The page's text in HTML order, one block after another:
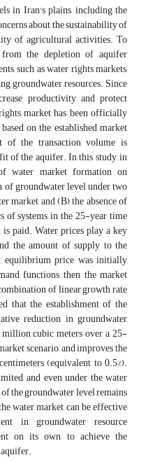
in Iran's plains, including the
about the sustainability of
of agricultural activities. To
the depletion of aquifer
such as water rights markets,
groundwater resources. Since
productivity and protect
market has been officially
on the established market
of the transaction volume is
of the aquifer. In this study, in
water market formation on
groundwater level under two
market and (B) the absence of
of systems in the 25-year time
paid. Water prices play a key
the amount of supply to the
equilibrium price was initially
functions, then the market
of linear growth rate
that the establishment of the
reduction in groundwater
cubic meters over a 25-
scenario, and improves the
(equivalent to 0.5%).
and even under the water
the groundwater level remains
water market can be effective
in groundwater resource
on its own to achieve the